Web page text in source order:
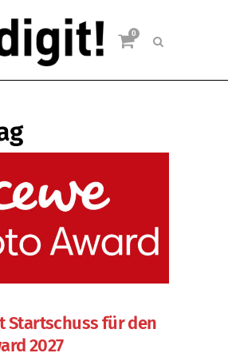
0
Startschuss für den
2027